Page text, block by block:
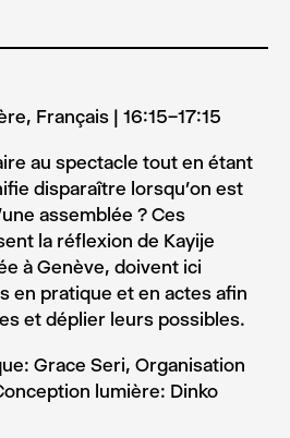
Français | 16:15–17:15
au spectacle tout en étant
disparaître lorsqu’on est
assemblée ? Ces
la réflexion de Kayije
à Genève, doivent ici
en pratique et en actes afin
et déplier leurs possibles.
Grace Seri, Organisation
lumière: Dinko